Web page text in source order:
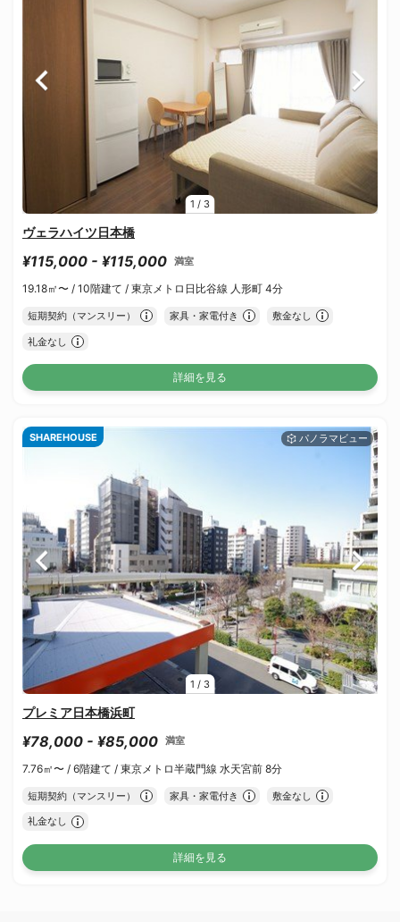
1 / 3
ヴェラハイツ日本橋
¥115,000 - ¥115,000 満室
19.18㎡〜 / 10階建て / 東京メトロ日比谷線 人形町 4分
短期契約（マンスリー） 家具・家電付き 敷金なし
礼金なし
詳細を見る
1 / 3
SHAREHOUSE
プレミア日本橋浜町
¥78,000 - ¥85,000 満室
7.76㎡〜 / 6階建て / 東京メトロ半蔵門線 水天宮前 8分
短期契約（マンスリー） 家具・家電付き 敷金なし
礼金なし
詳細を見る